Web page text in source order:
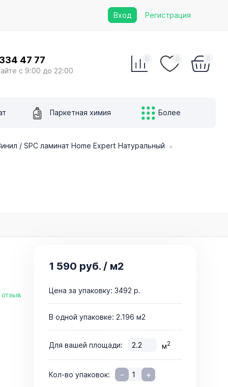
Вход Регистрация
47 77
с 9:00 до 22:00
0 0 0
Паркетная химия Более
/ SPC ламинат Home Expert Натуральный •
1 590 руб. / м2
Цена за упаковку: 3492 р.
В одной упаковке: 2.196 м2
Для вашей площади: м2
Кол-во упаковок: - +